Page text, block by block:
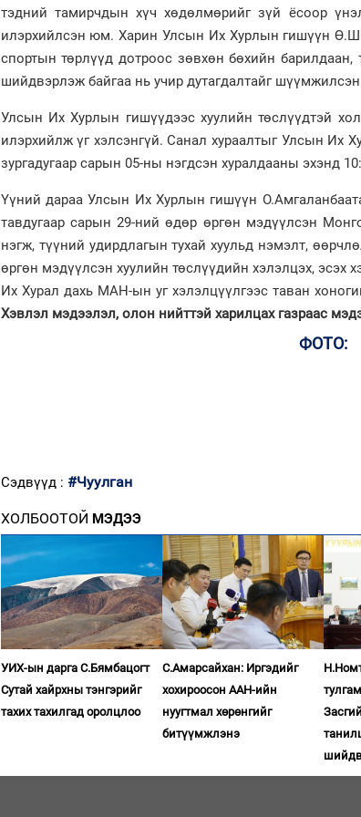
тэдний тамирчдын хүч хөдөлмөрийг зүй ёсоор
илэрхийлсэн юм. Харин Улсын Их Хурлын гишүүн
спортын төрлүүд дотроос зөвхөн бөхийн
шийдвэрлэж байгаа нь учир дутагдалтайг
Улсын Их Хурлын гишүүдээс хуулийн төслүүдтэй
илэрхийлж үг хэлсэнгүй. Санал хураалтыг Улсын Их
зургадугаар сарын 05-ны нэгдсэн хуралдааны эхэнд
Үүний дараа Улсын Их Хурлын гишүүн
тавдугаар сарын 29-ний өдөр өргөн мэдүүлсэн
нэгж, түүний удирдлагын тухай хуульд нэмэлт,
өргөн мэдүүлсэн хуулийн төслүүдийн хэлэлцэх, эсэх
Их Хурал дахь МАН-ын уг хэлэлцүүлгээс таван
Хэвлэл мэдээлэл, олон нийттэй харилцах газраас
ФОТО:
Сэдвүүд : #Чуулган
ХОЛБООТОЙ МЭДЭЭ
УИХ-ын дарга С.Бямбацогт
Сутай хайрхны тэнгэрийг
тахих тахилгад оролцлоо
С.Амарсайхан: Иргэдийг
хохироосон ААН-ийн
нуугтмал хөрөнгийг
битүүмжлэнэ